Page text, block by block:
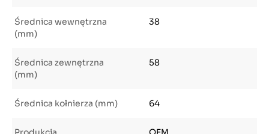
Średnica wewnętrzna
(mm)
38
Średnica zewnętrzna
(mm)
58
Średnica kołnierza (mm) 64